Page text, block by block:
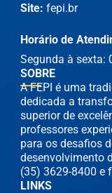
SOBRE
A FEPI é uma
dedicada a
superior de
professores
para os desafios
desenvolvimento
(35) 3629-8400 e
LINKS
Site: fepi.br
Horário de
Segunda à sexta: